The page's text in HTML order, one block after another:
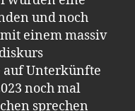
und noch
einem massiv
Unterkünfte
noch mal
sprechen